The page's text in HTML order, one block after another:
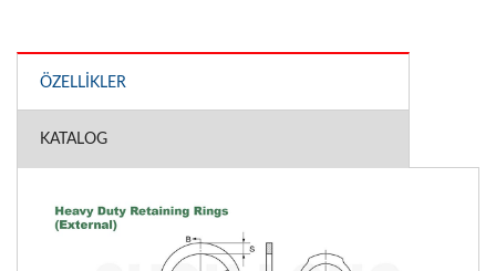
ÖZELLIKLER
KATALOG